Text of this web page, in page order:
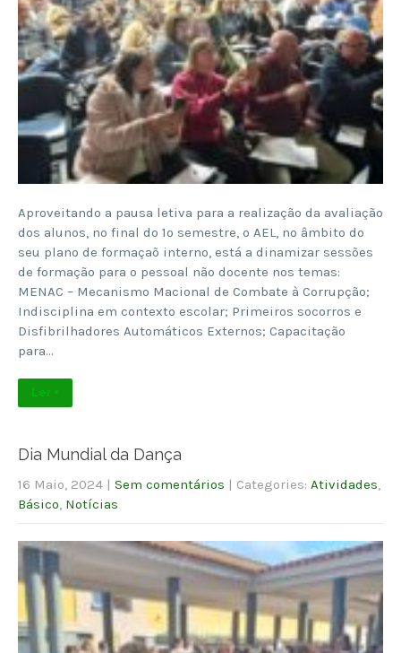
Aproveitando a pausa letiva para a realização da avaliação
dos alunos, no final do 1º semestre, o AEL, no âmbito do
seu plano de formaçaõ interno, está a dinamizar sessões
de formação para o pessoal não docente nos temas:
MENAC – Mecanismo Macional de Combate à Corrupção;
Indisciplina em contexto escolar; Primeiros socorros e
Disfibrilhadores Automáticos Externos; Capacitação
para…
Ler +
Dia Mundial da Dança
16 Maio, 2024 | Sem comentários | Categories: Atividades
Básico Notícias